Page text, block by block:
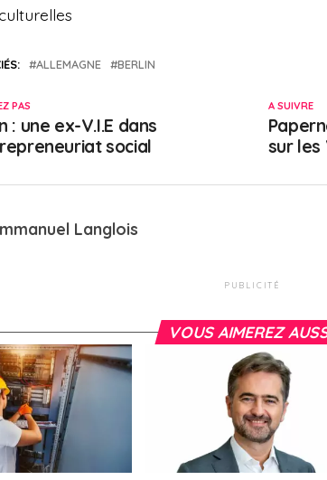
ALLEMAGNE BERLIN
A SUIVRE
sur les
PAS
: une ex-V.I.E dans
social
Langlois
PUBLICITÉ
VOUS AIMEREZ